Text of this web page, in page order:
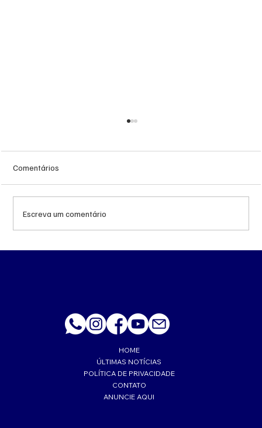
Comentários
Escreva um comentário
HOME
ÚLTIMAS NOTÍCIAS
POLÍTICA DE PRIVACIDADE
CONTATO
ANUNCIE AQUI